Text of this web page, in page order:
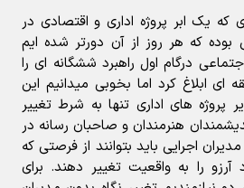
یک ابر پروژه اداری و اقتصادی در
بوده که هر روز از آن دورتر شده ایم
درگام اول راهبرد ششگانه ای را
ای ابلاغ کرد اما بخوبی میدانیم این
پروژه های اداری تنها به شرط تغییر
هنرمندان و صاحبان رسانه در
اجرایی باید بتوانند از فرصتی که
آرزو را به واقعیت تغییر دهند. برای